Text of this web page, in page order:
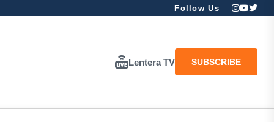
Follow Us
Lentera TV SUBSCRIBE